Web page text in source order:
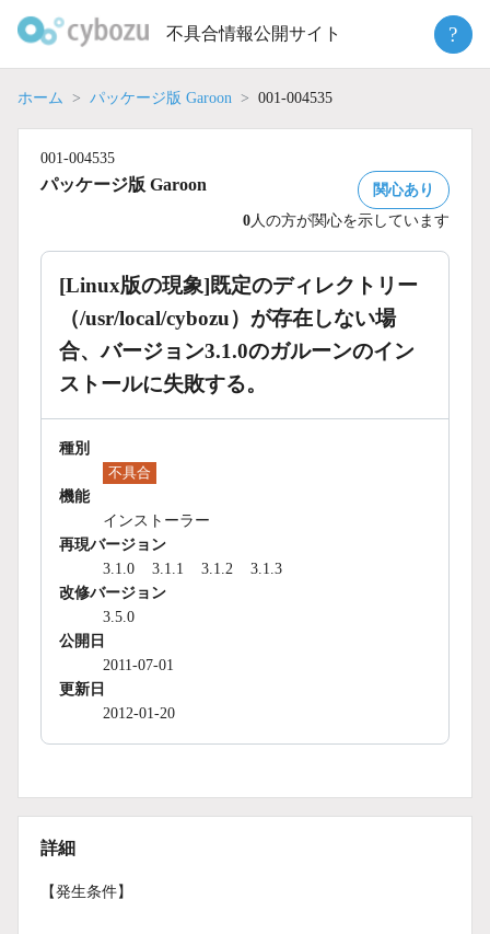
不具合情報公開サイト ?
ホーム パッケージ版 Garoon 001-004535
001-004535
パッケージ版 Garoon
関心あり
0 人の方が関心を示しています
[Linux版の現象]既定のディレクトリー
（/usr/local/cybozu）が存在しない場
合、バージョン3.1.0のガルーンのイン
ストールに失敗する。
種別
不具合
機能
インストーラー
再現バージョン
3.1.0
3.1.1 3.1.2
3.1.3
改修バージョン
3.5.0
公開日
2011-07-01
更新日
2012-01-20
詳細
【発生条件】